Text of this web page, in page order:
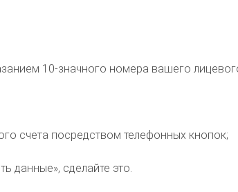
10-значного номера вашего
счета посредством телефонных кнопок;
данные», сделайте это.